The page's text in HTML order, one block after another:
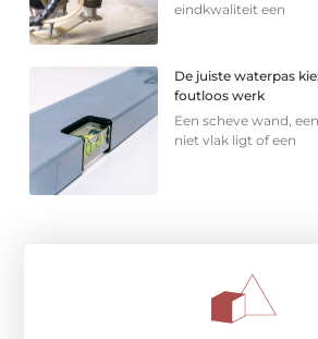
eindkwaliteit een
De juiste waterpas
foutloos werk
Een scheve wand,
niet vlak ligt of een